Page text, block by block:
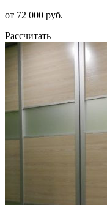
от 72 000 руб.
Рассчитать